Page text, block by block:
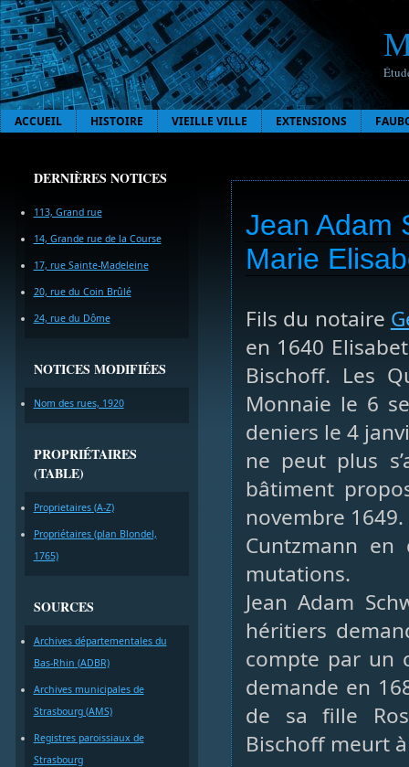
ACCUEIL HISTOIRE VIEILLE VILLE EXTENSIONS
DERNIÈRES NOTICES
113, Grand rue
14, Grande rue de la Course
17, rue Sainte-Madeleine
20, rue du Coin Brûlé
24, rue du Dôme
NOTICES MODIFIÉES
Nom des rues, 1920
PROPRIÉTAIRES
(TABLE)
Proprietaires (A-Z)
Propriétaires (plan Blondel,
1765)
SOURCES
Archives départementales du
Bas-Rhin (ADBR)
Archives municipales de
Strasbourg (AMS)
Registres paroissiaux de
Strasbourg
Jean Adam
Marie
Fils du notaire
en 1640
Bischoff. Les
Monnaie le 6
deniers le 4
ne peut plus
bâtiment
novembre
Cuntzmann
mutations.
Jean Adam
héritiers
compte par un
demande en
de sa fille
Bischoff meurt